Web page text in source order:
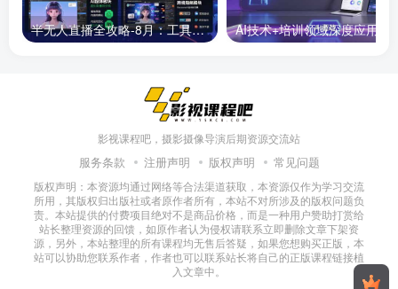
半无人直播全攻略-8月：工具使用+起号逻辑+违规规避,新增AI超体与跨境模块
影视课程吧，摄影摄像导演后期资源交流站
服务条款 注册声明 版权声明 常见问题
版权声明：本资源均通过网络等合法渠道获取，本资源仅作为学习交流
所用，其版权归出版社或者原作者所有，本站不对所涉及的版权问题负
责。本站提供的付费项目绝对不是商品价格，而是一种用户赞助打赏给
站长整理资源的回馈，如原作者认为侵权请联系立即删除文章下架资
源，另外，本站整理的所有课程均无售后答疑，如果您想购买正版，本
站可以协助您联系作者，作者也可以联系站长将自己的正版课程链接植
入文章中。